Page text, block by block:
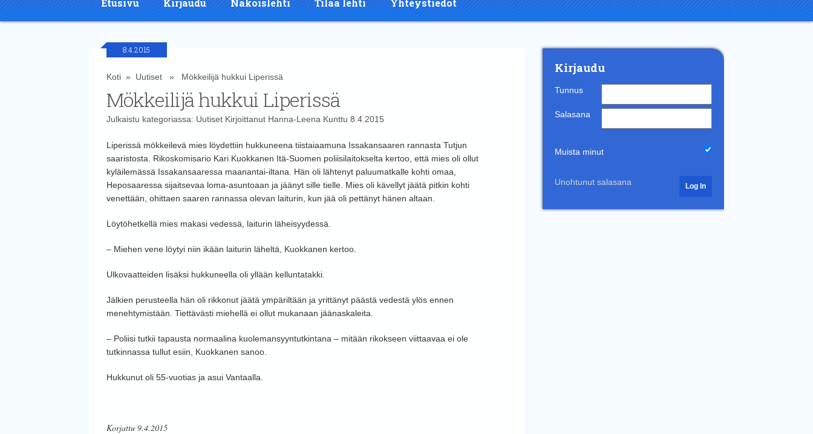
Etusivu Kirjaudu Näköislehti Tilaa lehti Yhteystiedot
8.4.2015
Koti» Uutiset» Mökkeilijä hukkui Liperissä
Mökkeilijä hukkui Liperissä
Julkaistu kategoriassa: UutisetKirjoittanut Hanna-Leena Kunttu 8.4.2015
Liperissä mökkeilevä mies löydettiin hukkuneena tiistaiaamuna Issakansaaren rannasta Tutjun
saaristosta. Rikoskomisario Kari Kuokkanen Itä-Suomen poliisilaitokselta kertoo, että mies oli ollut
kyläilemässä Issakansaaressa maanantai-iltana. Hän oli lähtenyt paluumatkalle kohti omaa,
Heposaaressa sijaitsevaa loma-asuntoaan ja jäänyt sille tielle. Mies oli kävellyt jäätä pitkin kohti
venettään, ohittaen saaren rannassa olevan laiturin, kun jää oli pettänyt hänen altaan.
Löytöhetkellä mies makasi vedessä, laiturin läheisyydessä.
– Miehen vene löytyi niin ikään laiturin läheltä, Kuokkanen kertoo.
Ulkovaatteiden lisäksi hukkuneella oli yllään kelluntatakki.
Jälkien perusteella hän oli rikkonut jäätä ympäriltään ja yrittänyt päästä vedestä ylös ennen
menehtymistään. Tiettävästi miehellä ei ollut mukanaan jäänaskaleita.
– Poliisi tutkii tapausta normaalina kuolemansyyntutkintana – mitään rikokseen viittaavaa ei ole
tutkinnassa tullut esiin, Kuokkanen sanoo.
Hukkunut oli 55-vuotias ja asui Vantaalla.
Korjattu 9.4.2015
Kirjaudu
Tunnus
Salasana
Muista minut
Unohtunut salasana